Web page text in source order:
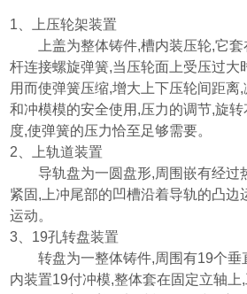
1 、上压轮架装置
上盖为整体铸件,槽内装压轮,它套
杆连接螺旋弹簧,当压轮面上受压过大
用而使弹簧压缩,增大上下压轮间距离,
和冲模模的安全使用 ,压力的调节,旋转
度,使弹簧的压力恰至足够需要。
2 、上轨道装置
导轨盘为一圆盘形,周围嵌有经过
紧固 , 上冲尾部的凹槽沿着导轨的凸边
运动。
3
19孔转盘装置
转盘为一整体铸件,周围有19个垂
内装置19付冲模,整体套在固定立轴上,